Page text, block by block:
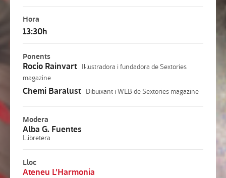
Hora
13:30h
Ponents
Rocío Rainvart Il·lustradora i fundadora de Sextories
magazine
Chemi Baralust Dibuixant i WEB de Sextories magazine
Modera
Alba G. Fuentes
Llibretera
Lloc
Ateneu L’Harmonia